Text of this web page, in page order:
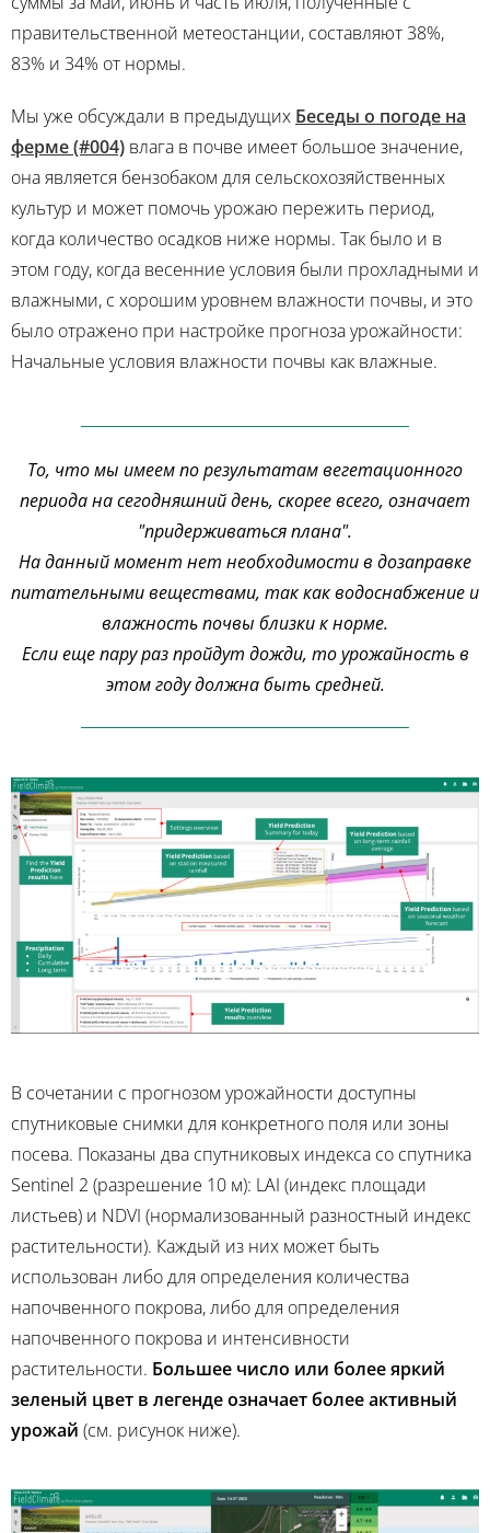
правительственной метеостанции, составляют 38%,
83% и 34% от нормы.
Мы уже обсуждали в предыдущих Беседы о погоде на
ферме (#004) влага в почве имеет большое значение,
она является бензобаком для сельскохозяйственных
культур и может помочь урожаю пережить период,
когда количество осадков ниже нормы. Так было и в
этом году, когда весенние условия были прохладными и
влажными, с хорошим уровнем влажности почвы, и это
было отражено при настройке прогноза урожайности:
Начальные условия влажности почвы как влажные.
То, что мы имеем по результатам вегетационного
периода на сегодняшний день, скорее всего, означает
"придерживаться плана".
На данный момент нет необходимости в дозаправке
питательными веществами, так как водоснабжение и
влажность почвы близки к норме.
Если еще пару раз пройдут дожди, то урожайность в
этом году должна быть средней.
В сочетании с прогнозом урожайности доступны
спутниковые снимки для конкретного поля или зоны
посева. Показаны два спутниковых индекса со спутника
Sentinel 2 (разрешение 10 м): LAI (индекс площади
листьев) и NDVI (нормализованный разностный индекс
растительности). Каждый из них может быть
использован либо для определения количества
напочвенного покрова, либо для определения
напочвенного покрова и интенсивности
растительности. Большее число или более яркий
зеленый цвет в легенде означает более активный
урожай (см. рисунок ниже).